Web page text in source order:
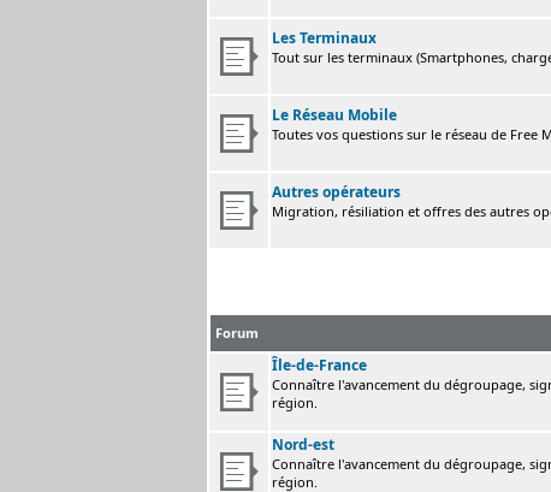
Les Terminaux
Tout sur les terminaux (Smartphones,
Le Réseau Mobile
Toutes vos questions sur le réseau de Free
Autres opérateurs
Migration, résiliation et offres des autres
Forum
Île-de-France
Connaître l'avancement du dégroupage,
région.
Nord-est
Connaître l'avancement du dégroupage,
région.